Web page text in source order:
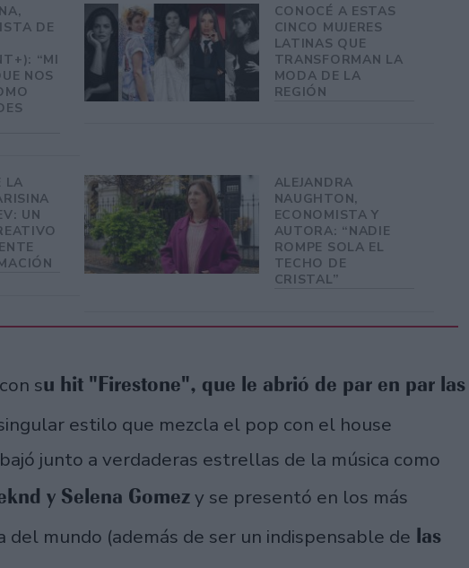
DE
“MI
NOS
CONOCÉ A ESTAS
CINCO MUJERES
LATINAS QUE
TRANSFORMAN LA
MODA DE LA
REGIÓN
LA
UN
ALEJANDRA
NAUGHTON,
ECONOMISTA Y
AUTORA: “NADIE
ROMPE SOLA EL
TECHO DE
CRISTAL”
su hit "Firestone", que le abrió de par en par las
estilo que mezcla el pop con el house
junto a verdaderas estrellas de la música como
y Selena Gomezy se presentó en los más
mundo (además de ser un indispensable de las